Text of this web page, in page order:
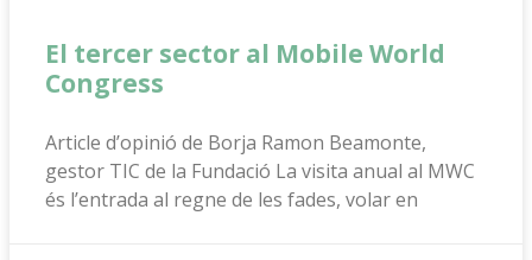
El tercer sector al Mobile World
Congress
Article d’opinió de Borja Ramon Beamonte,
gestor TIC de la Fundació La visita anual al MWC
és l’entrada al regne de les fades, volar en